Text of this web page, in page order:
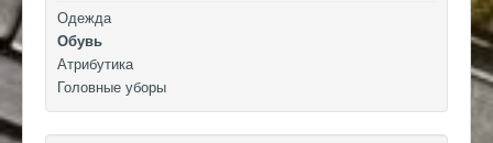
Одежда
Обувь
Атрибутика
Головные уборы